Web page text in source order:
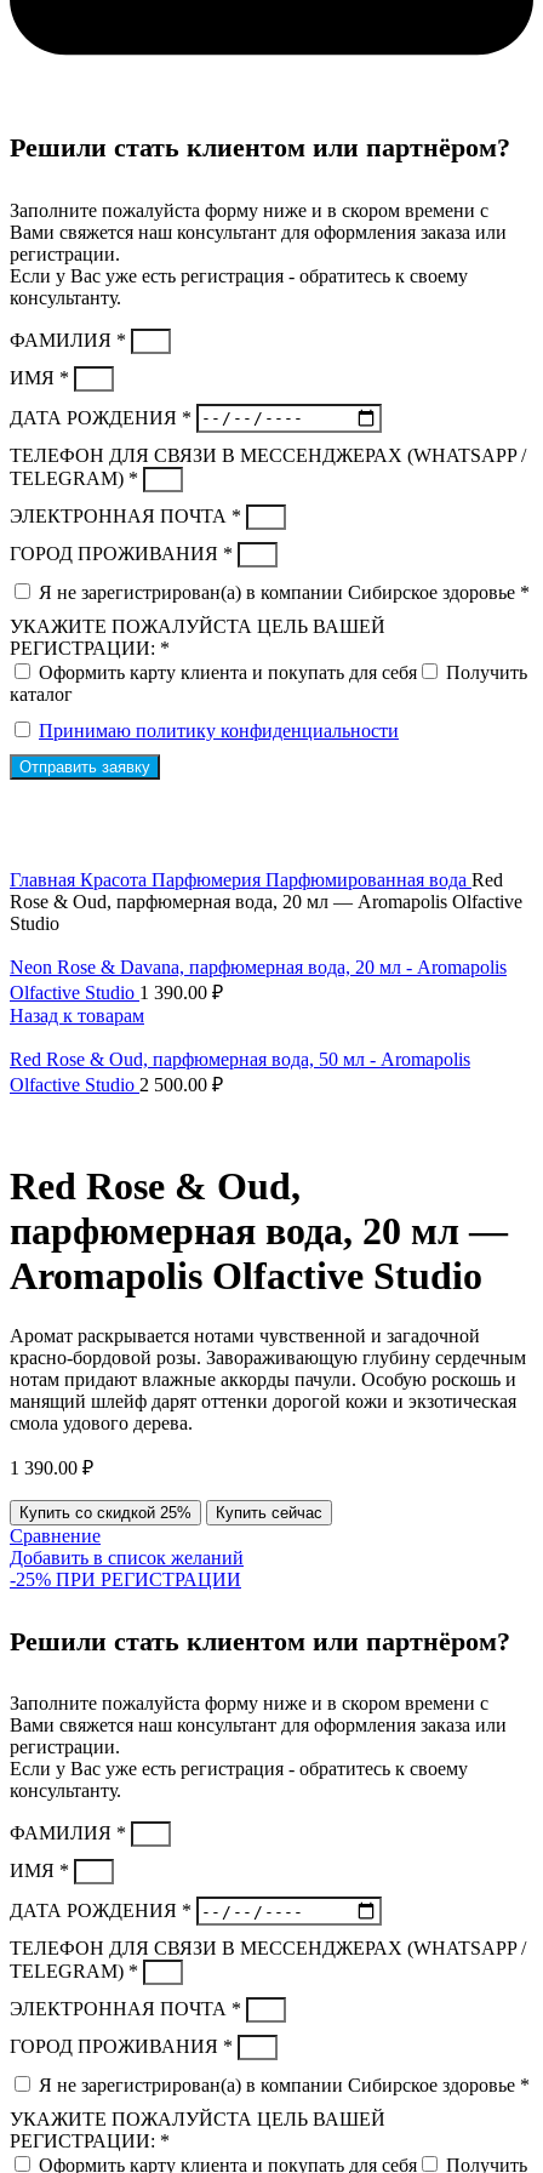
Решили стать клиентом или партнёром?
Заполните пожалуйста форму ниже и в скором времени с
Вами свяжется наш консультант для оформления заказа или
регистрации.
Если у Вас уже есть регистрация - обратитесь к своему
консультанту.
ФАМИЛИЯ *
ИМЯ *
ДАТА РОЖДЕНИЯ *
ТЕЛЕФОН ДЛЯ СВЯЗИ В МЕССЕНДЖЕРАХ (WHATSAPP /
TELEGRAM) *
ЭЛЕКТРОННАЯ ПОЧТА *
ГОРОД ПРОЖИВАНИЯ *
Я не зарегистрирован(а) в компании Сибирское здоровье *
УКАЖИТЕ ПОЖАЛУЙСТА ЦЕЛЬ ВАШЕЙ
РЕГИСТРАЦИИ: *
Оформить карту клиента и покупать для себя
Получить
каталог
Принимаю политику конфиденциальности
Отправить заявку
Главная Красота Парфюмерия Парфюмированная вода Red
Rose & Oud, парфюмерная вода, 20 мл — Aromapolis Olfactive
Studio
Neon Rose & Davana, парфюмерная вода, 20 мл - Aromapolis
Olfactive Studio 1 390.00 ₽
Назад к товарам
Red Rose & Oud, парфюмерная вода, 50 мл - Aromapolis
Olfactive Studio 2 500.00 ₽
Red Rose & Oud,
парфюмерная вода, 20 мл —
Aromapolis Olfactive Studio
Аромат раскрывается нотами чувственной и загадочной
красно-бордовой розы. Завораживающую глубину сердечным
нотам придают влажные аккорды пачули. Особую роскошь и
манящий шлейф дарят оттенки дорогой кожи и экзотическая
смола удового дерева.
1 390.00 ₽
Купить со скидкой 25% Купить сейчас
Сравнение
Добавить в список желаний
-25% ПРИ РЕГИСТРАЦИИ
Решили стать клиентом или партнёром?
Заполните пожалуйста форму ниже и в скором времени с
Вами свяжется наш консультант для оформления заказа или
регистрации.
Если у Вас уже есть регистрация - обратитесь к своему
консультанту.
ФАМИЛИЯ *
ИМЯ *
ДАТА РОЖДЕНИЯ *
ТЕЛЕФОН ДЛЯ СВЯЗИ В МЕССЕНДЖЕРАХ (WHATSAPP /
TELEGRAM) *
ЭЛЕКТРОННАЯ ПОЧТА *
ГОРОД ПРОЖИВАНИЯ *
Я не зарегистрирован(а) в компании Сибирское здоровье *
УКАЖИТЕ ПОЖАЛУЙСТА ЦЕЛЬ ВАШЕЙ
РЕГИСТРАЦИИ: *
Оформить карту клиента и покупать для себя
Получить